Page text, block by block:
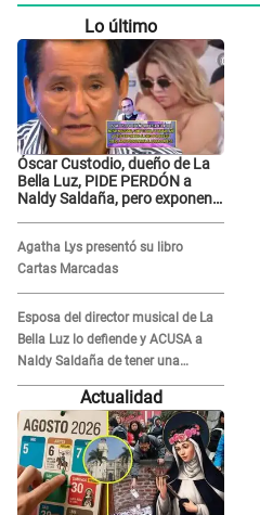
Lo último
Óscar Custodio, dueño de La
Bella Luz, PIDE PERDÓN a
Naldy Saldaña, pero exponen
grabar"
Agatha Lys presentó su libro
Cartas Marcadas
Esposa del director musical de La
Bella Luz lo defiende y ACUSA a
Naldy Saldaña de tener una
relación con él y otros integrantes
Actualidad